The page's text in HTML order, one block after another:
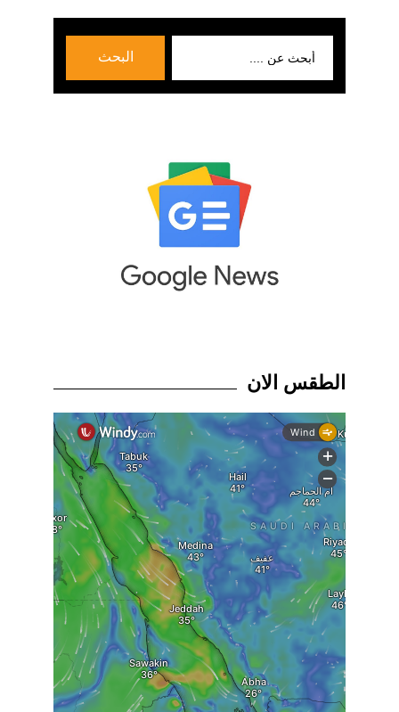
البحث
الطقس الان